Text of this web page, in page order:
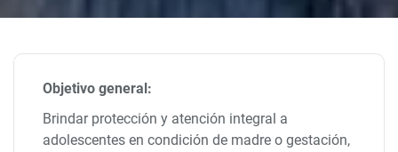
Objetivo general:
Brindar protección y atención integral a
adolescentes en condición de madre o gestación,